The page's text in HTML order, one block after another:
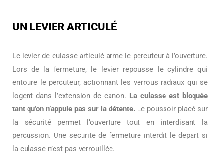
UN LEVIER ARTICULÉ
Le levier de culasse articulé arme le percuteur à l’ouverture.
Lors de la fermeture, le levier repousse le cylindre qui
entoure le percuteur, actionnant les verrous radiaux qui se
logent dans l’extension de canon. La culasse est bloquée
tant qu’on n’appuie pas sur la détente. Le poussoir placé sur
la sécurité permet l’ouverture tout en interdisant la
percussion. Une sécurité de fermeture interdit le départ si
la culasse n’est pas verrouillée.